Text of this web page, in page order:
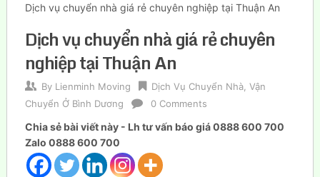
Dịch vụ chuyển nhà giá rẻ chuyên nghiệp tại Thuận An
Dịch vụ chuyển nhà giá rẻ chuyên
nghiệp tại Thuận An
By Lienminh Moving Dịch Vụ Chuyển Nhà, Vận
Chuyển Ở Bình Dương
0 Comments
Chia sẻ bài viết này - Lh tư vấn báo giá 0888 600 700
Zalo 0888 600 700